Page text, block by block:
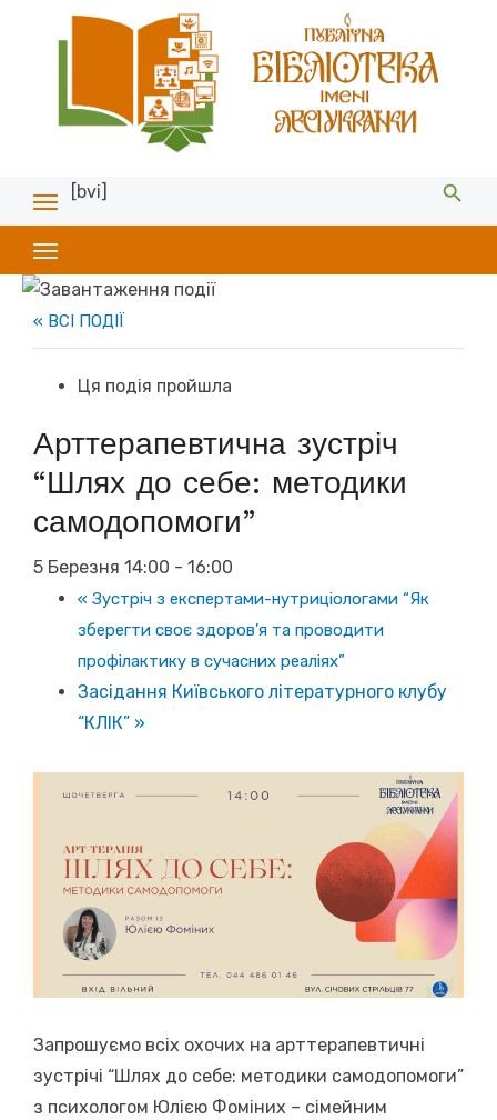
[bvi]
« ВСІ ПОДІЇ
Ця подія пройшла
Арттерапевтична зустріч
“Шлях до себе: методики
самодопомоги”
5 Березня 14:00 - 16:00
« Зустріч з експертами-нутриціологами “Як
зберегти своє здоров’я та проводити
профілактику в сучасних реаліях”
Засідання Київського літературного клубу
“КЛІК” »
Запрошуємо всіх охочих на арттерапевтичні
зустрічі “Шлях до себе: методики самодопомоги”
з психологом Юлією Фоміних – сімейним